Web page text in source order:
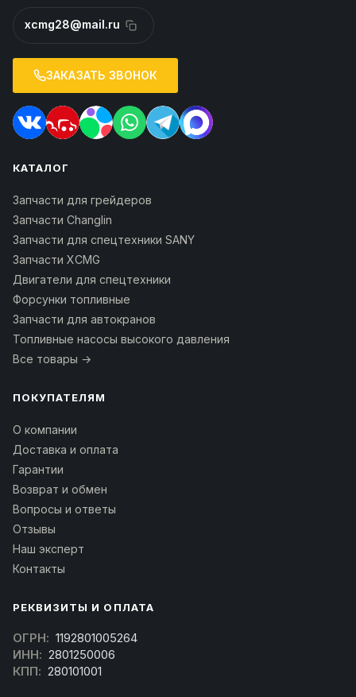
xcmg28@mail.ru
ЗАКАЗАТЬ ЗВОНОК
КАТАЛОГ
Запчасти для грейдеров
Запчасти Changlin
Запчасти для спецтехники SANY
Запчасти XCMG
Двигатели для спецтехники
Форсунки топливные
Запчасти для автокранов
Топливные насосы высокого давления
Все товары →
ПОКУПАТЕЛЯМ
О компании
Доставка и оплата
Гарантии
Возврат и обмен
Вопросы и ответы
Отзывы
Наш эксперт
Контакты
РЕКВИЗИТЫ И ОПЛАТА
ОГРН: 1192801005264
ИНН: 2801250006
КПП: 280101001